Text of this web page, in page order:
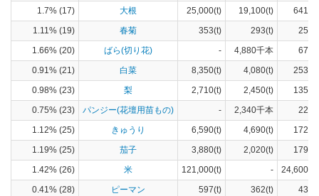
1.7% (17)
大根 25,000(t) 19,100(t)
1.11% (19)
春菊 353(t) 293(t)
1.66% (20)
ばら(切り花) - 4,880千本
0.91% (21)
白菜 8,350(t) 4,080(t)
0.98% (23)
梨 2,710(t) 2,450(t)
0.75% (23)
パンジー(花壇用苗もの) - 2,340千本
1.12% (25)
きゅうり 6,590(t) 4,690(t)
1.19% (25)
茄子 3,880(t) 2,020(t)
1.42% (26)
米 121,000(t) -
0.41% (28)
ピーマン 597(t) 362(t)